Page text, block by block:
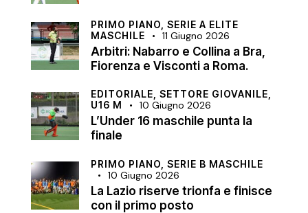
PRIMO PIANO, SERIE A ELITE
MASCHILE
11 Giugno 2026
Arbitri: Nabarro e Collina a Bra,
Fiorenza e Visconti a Roma.
EDITORIALE, SETTORE GIOVANILE,
U16 M
10 Giugno 2026
L’Under 16 maschile punta la
finale
PRIMO PIANO, SERIE B MASCHILE
10 Giugno 2026
La Lazio riserve trionfa e finisce
con il primo posto